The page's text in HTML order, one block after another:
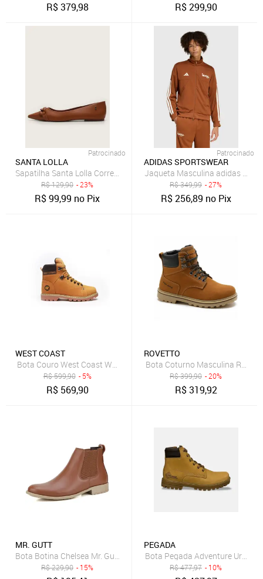
R$379,98 R$299,90
Patrocinado
SANTA LOLLA
Sapatilha Santa Lolla Corrente Caramelo
R$129,90 - 23%
R$99,99 no Pix
Patrocinado
ADIDAS SPORTSWEAR
Jaqueta Masculina adidas
R$349,99 - 27%
R$256,89 no Pix
WEST COAST
Bota Couro West Coast Worker Classic Masculina Caramelo
R$599,90 - 5%
R$ 569,90
ROVETTO
Bota Coturno Masculina
R$399,90 - 20%
R$319,92
MR. GUTT
Bota Botina Chelsea Mr. Gutt de Couro Liso Whisky
R$229,90 - 15%
PEGADA
Bota Pegada Adventure Urban
R$477,97 - 10%